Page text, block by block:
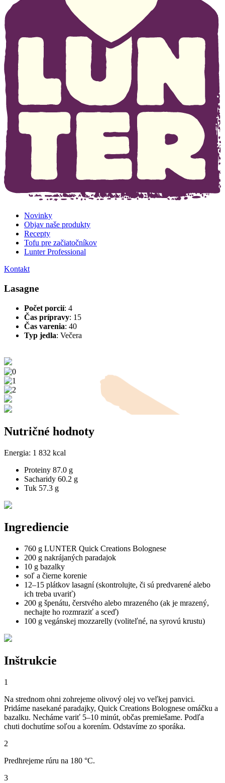
Novinky
Objav naše produkty
Recepty
Tofu pre začiatočníkov
Lunter Professional
Kontakt
Lasagne
Počet porcií: 4
Čas prípravy: 15
Čas varenia: 40
Typ jedla: Večera
Nutričné hodnoty
Energia: 1 832 kcal
Proteiny 87.0 g
Sacharidy 60.2 g
Tuk 57.3 g
Ingrediencie
760 g LUNTER Quick Creations Bolognese
200 g nakrájaných paradajok
10 g bazalky
soľ a čierne korenie
12–15 plátkov lasagní (skontrolujte, či sú predvarené alebo
ich treba uvariť)
200 g špenátu, čerstvého alebo mrazeného (ak je mrazený,
nechajte ho rozmraziť a sceď)
100 g vegánskej mozzarelly (voliteľné, na syrovú krustu)
Inštrukcie
1
Na strednom ohni zohrejeme olivový olej vo veľkej panvici.
Pridáme nasekané paradajky, Quick Creations Bolognese omáčku a
bazalku. Necháme variť 5–10 minút, občas premiešame. Podľa
chuti dochutíme soľou a korením. Odstavíme zo sporáka.
2
Predhrejeme rúru na 180 °C.
3